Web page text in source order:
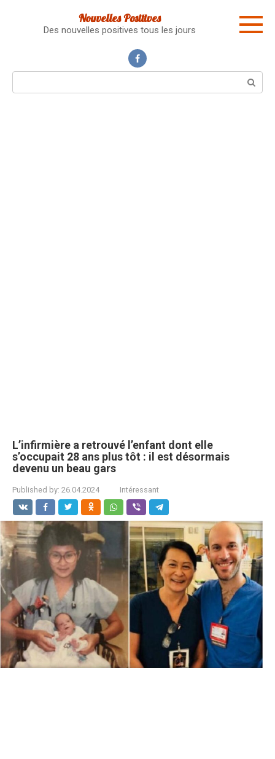
Nouvelles Positives
Des nouvelles positives tous les jours
L’infirmière a retrouvé l’enfant dont elle
s’occupait 28 ans plus tôt : il est désormais
devenu un beau gars
Published by: 26.04.2024 Intéressant